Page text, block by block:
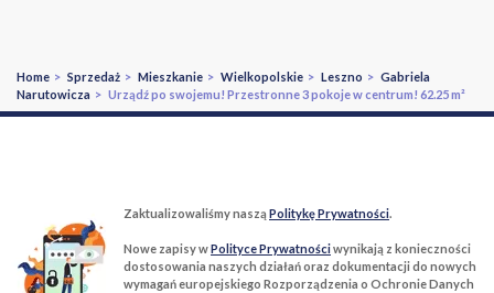
Home > Sprzedaż > Mieszkanie > Wielkopolskie > Leszno > Gabriela
Narutowicza > Urządź po swojemu! Przestronne 3 pokoje w centrum! 62.25 m²
T:22 299 68 68M:biuro@tur-nieruchomosci.pl
Zaktualizowaliśmy naszą Politykę Prywatności.
Nowe zapisy wPolityce Prywatnościwynikają z konieczności
dostosowania naszych działań oraz dokumentacji do nowych
wymagań europejskiego Rozporządzenia o Ochronie Danych